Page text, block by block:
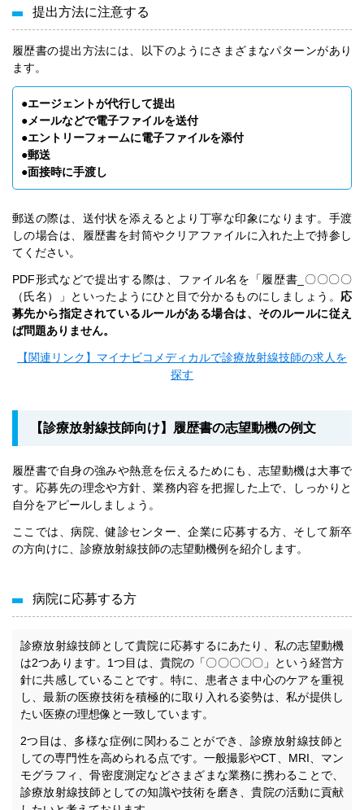
提出方法に注意する
履歴書の提出方法には、以下のようにさまざまなパターンがあり
ます。
●エージェントが代行して提出
●メールなどで電子ファイルを送付
●エントリーフォームに電子ファイルを添付
●郵送
●面接時に手渡し
郵送の際は、送付状を添えるとより丁寧な印象になります。手渡
しの場合は、履歴書を封筒やクリアファイルに入れた上で持参し
てください。
PDF形式などで提出する際は、ファイル名を「履歴書_〇〇〇〇
（氏名）」といったようにひと目で分かるものにしましょう。 応
募先から指定されているルールがある場合は、そのルールに従え
ば問題ありません。
【関連リンク】マイナビコメディカルで診療放射線技師の求人を
探す
【診療放射線技師向け】履歴書の志望動機の例文
履歴書で自身の強みや熱意を伝えるためにも、志望動機は大事で
す。応募先の理念や方針、業務内容を把握した上で、しっかりと
自分をアピールしましょう。
ここでは、病院、健診センター、企業に応募する方、そして新卒
の方向けに、診療放射線技師の志望動機例を紹介します。
病院に応募する方
診療放射線技師として貴院に応募するにあたり、私の志望動機
は2つあります。1つ目は、貴院の「〇〇〇〇〇」という経営方
針に共感していることです。特に、患者さま中心のケアを重視
し、最新の医療技術を積極的に取り入れる姿勢は、私が提供し
たい医療の理想像と一致しています。
2つ目は、多様な症例に関わることができ、診療放射線技師と
しての専門性を高められる点です。一般撮影やCT、MRI、マン
モグラフィ、骨密度測定などさまざまな業務に携わることで、
診療放射線技師としての知識や技術を磨き、貴院の活動に貢献